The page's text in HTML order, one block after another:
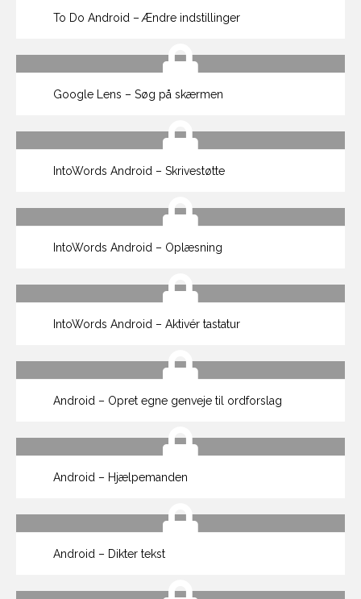
To Do Android – Ændre indstillinger
Google Lens – Søg på skærmen
IntoWords Android – Skrivestøtte
IntoWords Android – Oplæsning
IntoWords Android – Aktivér tastatur
Android – Opret egne genveje til ordforslag
Android – Hjælpemanden
Android – Dikter tekst